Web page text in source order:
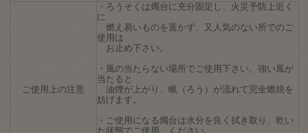
ご使用上の注意
・ろうそくは燭台に充分固定し、火災予防上近く
に
燃え易いものを置かず、又人気のない所でのご
使用は
お止め下さい。
・風の当たらない場所でご使用下さい。強い風が
当たると
油煙が上がり、蝋（ろう）が流れて完全燃焼を
妨げます。
・ご使用になる燭台は水分を良く拭き取り、乾い
た状態でご使用 ください。